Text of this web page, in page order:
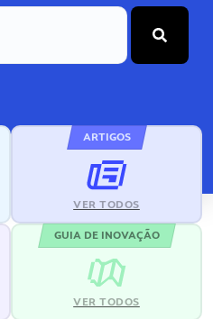
ARTIGOS
VER TODOS
GUIA DE INOVAÇÃO
VER TODOS